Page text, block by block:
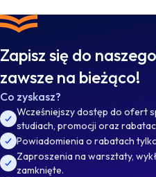
Zapisz się do naszego
zawsze na bieżąco!
Co zyskasz?
Wcześniejszy dostęp do ofert
studiach, promocji oraz
Powiadomienia o rabatach
Zaproszenia na warsztaty,
zamknięte.